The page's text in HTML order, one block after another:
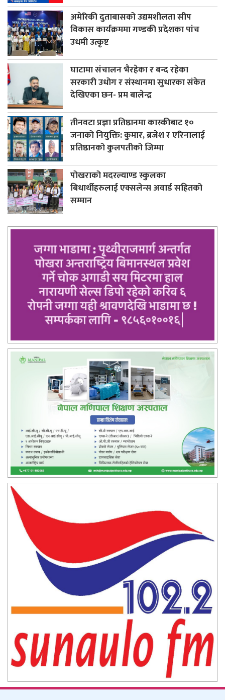
अमेरिकी दुताबासको उद्यमशीलता सीप
विकास कार्यक्रममा गण्डकी प्रदेशका पांच
उधमी उत्कृष्ट
घाटामा संचालन भैरहेका र बन्द रहेका
सरकारी उधोग र संस्थानमा सुधारका संकेत
देखिएका छन- प्रम बालेन्द्र
तीनवटा प्रज्ञा प्रतिष्ठानमा कास्कीबाट १०
जनाको नियुक्ति: कुमार, ब्रजेश र एरिनालाई
प्रतिष्ठानको कुलपतीको जिम्मा
पोखराको मदरल्याण्ड स्कुलका
बिधार्थीहरुलाई एक्सलेन्स अवार्ड सहितको
सम्मान